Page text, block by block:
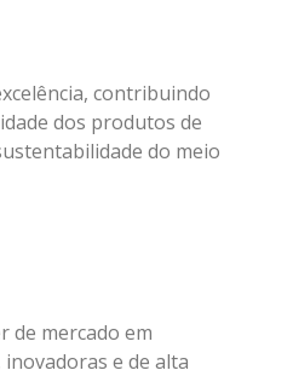
contribuindo
dos produtos de
do meio
de mercado em
e de alta